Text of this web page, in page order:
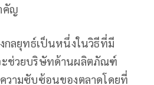
คัญ
กลยุทธ์เป็นหนึ่งในวิธีที่มี
ช่วยบริษัทด้านผลิตภัณฑ์
วามซับซ้อนของตลาดโดยที่